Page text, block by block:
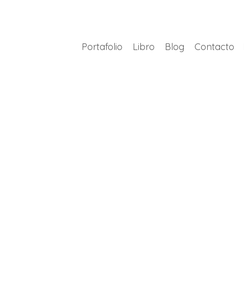
Portafolio Libro Blog Contacto